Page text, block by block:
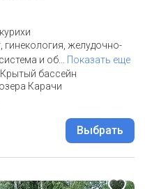
гинекология, желудочно-
и об
Показать еще
бассейн
Карачи
Выбрать